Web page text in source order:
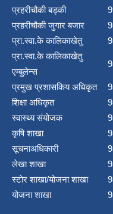
प्रहरीचौकी बड्की
प्रहरीचौकी जुगार बजार
प्रा.स्वा.के कालिकाखेतु
प्रा.स्वा.के कालिकाखेतु
एम्बुलेन्स
प्रमुख प्रशासकिय अधिकृत
शिक्षा अधिकृत
स्वास्थ्य संयोजक
कृषि शाखा
सूचनाअधिकारी
लेखा शाखा
स्टाेर शाखा/योजना शाखा
योजना शाखा